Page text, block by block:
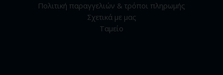
Πολιτική παραγγελιών & τρόποι πληρωμής
Σχετικά με μας
Ταμείο